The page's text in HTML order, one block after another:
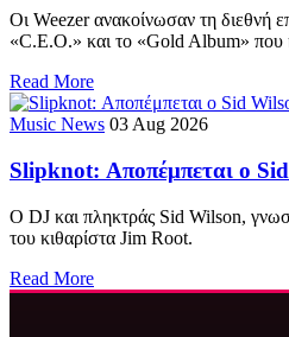
Οι Weezer ανακοίνωσαν τη διεθνή
«C.E.O.» και το «Gold Album» που
Read More
Music News 03 Aug 2026
Slipknot: Αποπέμπεται ο Sid
Ο DJ και πληκτράς Sid Wilson,
του κιθαρίστα Jim Root.
Read More